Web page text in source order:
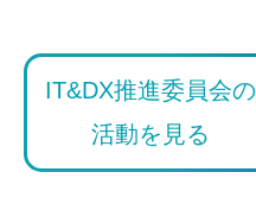
IT&DX推進委員会の
活動を見る